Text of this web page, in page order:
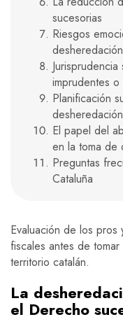
sucesorias
Riesgos
imprudentes
Planificación
desheredación
El papel del
en la toma de
Preguntas
Cataluña
Evaluación de los pros
fiscales antes de
territorio catalán.
La
el Derecho